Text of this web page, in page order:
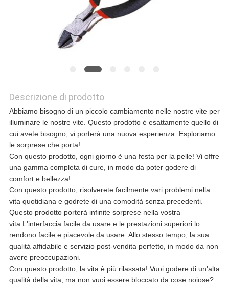
POLITICA
SULLA
PRIVACY
Descrizione di prodotto
Abbiamo bisogno di un piccolo cambiamento nelle nostre vite per
illuminare le nostre vite. Questo prodotto è esattamente quello di
cui avete bisogno, vi porterà una nuova esperienza. Esploriamo
le sorprese che porta!
Con questo prodotto, ogni giorno è una festa per la pelle! Vi offre
una gamma completa di cure, in modo da poter godere di
comfort e bellezza!
Con questo prodotto, risolverete facilmente vari problemi nella
vita quotidiana e godrete di una comodità senza precedenti.
Questo prodotto porterà infinite sorprese nella vostra
vita.L'interfaccia facile da usare e le prestazioni superiori lo
rendono facile e piacevole da usare. Allo stesso tempo, la sua
qualità affidabile e servizio post-vendita perfetto, in modo da non
avere preoccupazioni.
Con questo prodotto, la vita è più rilassata! Vuoi godere di un'alta
qualità della vita, ma non vuoi essere bloccato da cose noiose?